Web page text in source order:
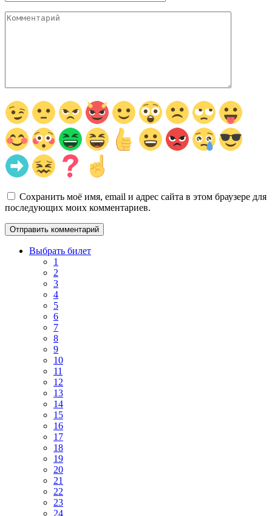
Комментарий
Сохранить моё имя, email и адрес сайта в этом браузере для
последующих моих комментариев.
Выбрать билет
1
2
3
4
5
6
7
8
9
10
11
12
13
14
15
16
17
18
19
20
21
22
23
24